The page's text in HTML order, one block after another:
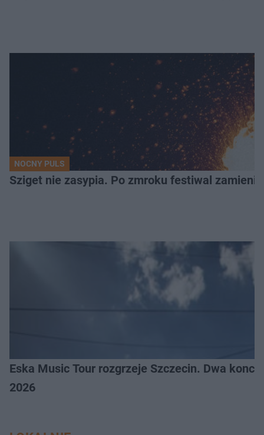
NOCNY PULS
Sziget nie zasypia. Po zmroku festiwal
Eska Music Tour rozgrzeje Szczecin. Dwa
2026